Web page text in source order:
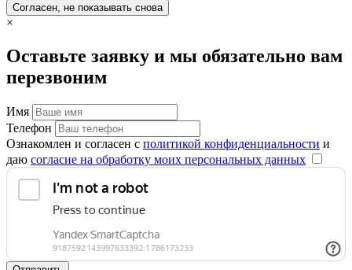
Согласен, не показывать снова
×
Оставьте заявку и мы обязательно вам
перезвоним
Имя
Телефон
Ознакомлен и согласен с политикой конфиденциальности и
даю согласие на обработку моих персональных данных